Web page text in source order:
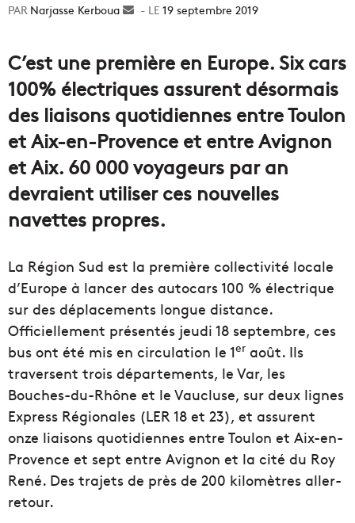
Narjasse Kerboua
Envoyer19 septembre 2019
C’est une première en Europe. Six cars
100% électriques assurent désormais
des liaisons quotidiennes entre Toulon
et Aix-en-Provence et entre Avignon
et Aix. 60 000 voyageurs par an
devraient utiliser ces nouvelles
navettes propres.
La Région Sud est la première collectivité locale
d’Europe à lancer des autocars 100 % électrique
sur des déplacements longue distance.
Officiellement présentés jeudi 18 septembre, ces
bus ont été mis en circulation le 1er août. Ils
traversent trois départements, le Var, les
Bouches-du-Rhône et le Vaucluse, sur deux lignes
Express Régionales (LER 18 et 23), et assurent
onze liaisons quotidiennes entre Toulon et Aix-en-
Provence et sept entre Avignon et la cité du Roy
René. Des trajets de près de 200 kilomètres aller-
retour.